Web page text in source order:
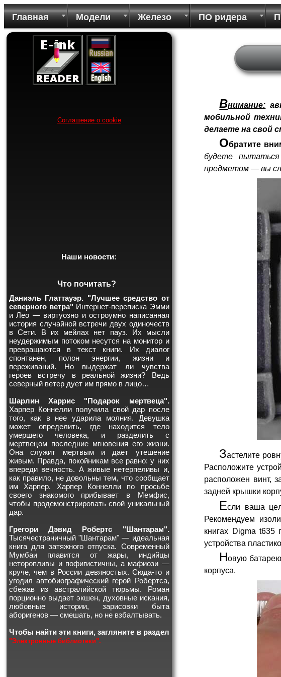
Главная Модели Железо ПО ридера
Внимание:
мобильной
делаете на свой
Обратите
будете пытаться
предметом — вы
Застелите
Расположите
расположен винт,
задней крышки
Если ваша
Рекомендуем
книгах Digma t635
устройства
Новую батарею
корпуса.
Соглашение о cookie
Наши новости:
Что почитать?
Даниэль Глаттауэр. "Лучшее средство от
северного ветра" Интернет-переписка Эмми
и Лео — виртуозно и остроумно написанная
история случайной встречи двух одиночеств
в Сети. В их мейлах нет пауз. Их мысли
неудержимым потоком несутся на монитор и
превращаются в текст книги. Их диалог
спонтанен, полон энергии, жизни и
переживаний. Но выдержат ли чувства
героев встречу в реальной жизни? Ведь
северный ветер дует им прямо в лицо…
Шарлин Харрис "Подарок мертвеца".
Харпер Коннелли получила свой дар после
того, как в нее ударила молния. Девушка
может определить, где находится тело
умершего человека, и разделить с
мертвецом последние мгновения его жизни.
Она служит мертвым и дает утешение
живым. Правда, покойникам все равно: у них
впереди вечность. А живые нетерпеливы и,
как правило, не довольны тем, что сообщает
им Харпер. Харпер Коннелли по просьбе
своего знакомого прибывает в Мемфис,
чтобы продемонстрировать свой уникальный
дар.
Грегори Дэвид Робертс "Шантарам".
Тысячестраничный "Шантарам" — идеальная
книга для затяжного отпуска. Современный
Мумбаи плавится от жары, индийцы
неторопливы и пофигистичны, а мафиози —
круче, чем в России девяностых. Сюда-то и
угодил автобиографический герой Робертса,
сбежав из австралийской тюрьмы. Роман
порционно выдает экшен, духовные искания,
любовные истории, зарисовки быта
аборигенов — смешать, но не взбалтывать.
Чтобы найти эти книги, загляните в раздел
"Электронные библиотеки".